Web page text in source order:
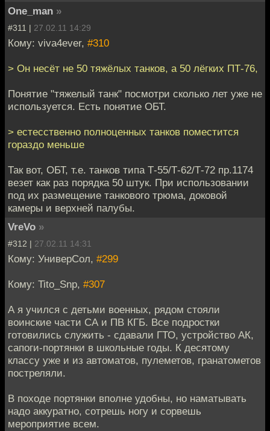
One_man »
#311 | 27.02.11 14:29
Кому: viva4ever, #310
> Он несёт не 50 тяжёлых танков, а 50 лёгких ПТ-76,
Понятие "тяжелый танк" посмотри сколько лет уже не
используется. Есть понятие ОБТ.
> естесственно полноценных танков поместится
гораздо меньше
Так вот, ОБТ, т.е. танков типа Т-55/Т-62/Т-72 пр.1174
везет как раз порядка 50 штук. При использовании
под их размещение танкового трюма, доковой
камеры и верхней палубы.
VreVo »
#312 | 27.02.11 14:31
Кому: УниверСол, #299
Кому: Tito_Snp, #307
А я учился с детьми военных, рядом стояли
воинские части СА и ПВ КГБ. Все подростки
готовились служить - сдавали ГТО, устройство АК,
сапоги-портянки в школьные годы. К десятому
классу уже и из автоматов, пулеметов, гранатометов
постреляли.
В походе портянки вполне удобны, но наматывать
надо аккуратно, сотрешь ногу и сорвешь
мероприятие всем.